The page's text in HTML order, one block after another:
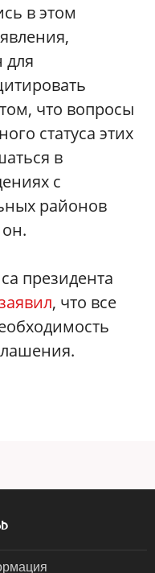
в этом
для
что вопросы
статуса этих
в
с
районов
президента
, что все